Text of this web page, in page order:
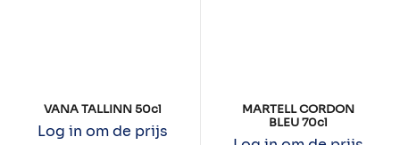
VANA TALLINN 50cl
Log in om de prijs
MARTELL CORDON
BLEU 70cl